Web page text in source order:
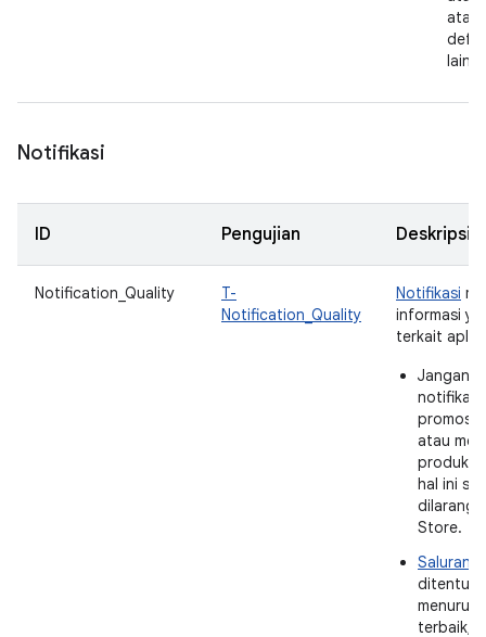
atau
Notifikasi
ID Pengujian Deskripsi
Notification_Quality
T-
Notification_Quality
Notifikasi
informasi
terkait
Jangan
notifikasi
promosi
atau
produk
hal ini
dilarang
Store.
Saluran
menurut
terbaik,